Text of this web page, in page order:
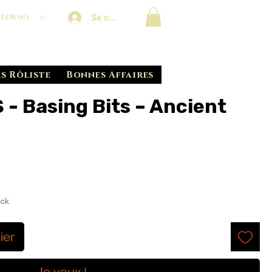
EUR (€) Se connecter
Rôliste Bonnes Affaires
- Basing Bits – Ancient